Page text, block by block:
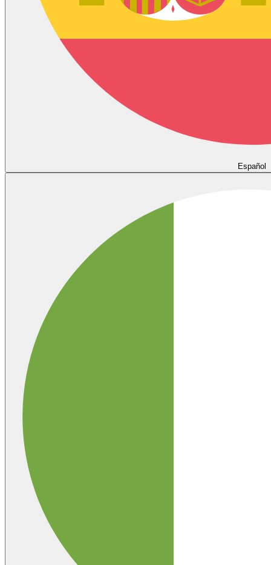
Español